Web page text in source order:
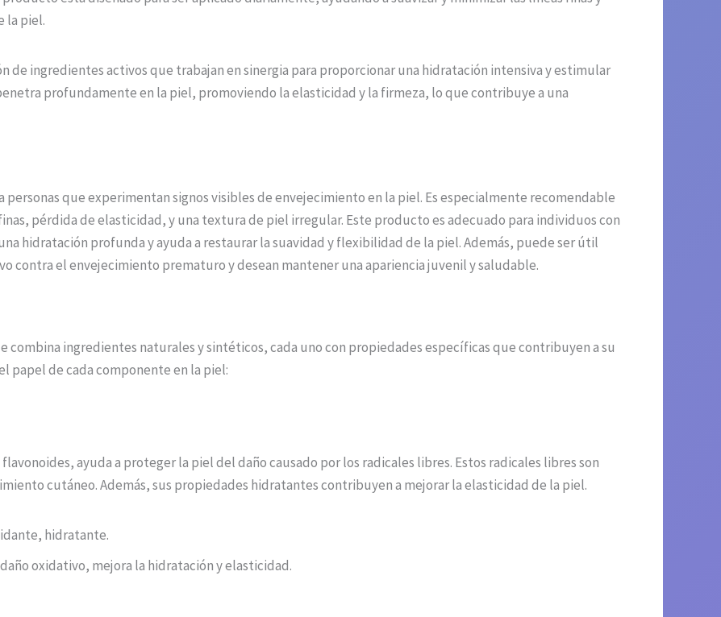
la piel.
de ingredientes activos que trabajan en sinergia para proporcionar una hidratación intensiva y estimular
profundamente en la piel, promoviendo la elasticidad y la firmeza, lo que contribuye a una
personas que experimentan signos visibles de envejecimiento en la piel. Es especialmente recomendable
pérdida de elasticidad, y una textura de piel irregular. Este producto es adecuado para individuos con
hidratación profunda y ayuda a restaurar la suavidad y flexibilidad de la piel. Además, puede ser útil
contra el envejecimiento prematuro y desean mantener una apariencia juvenil y saludable.
combina ingredientes naturales y sintéticos, cada uno con propiedades específicas que contribuyen a su
papel de cada componente en la piel:
ayuda a proteger la piel del daño causado por los radicales libres. Estos radicales libres son
cutáneo. Además, sus propiedades hidratantes contribuyen a mejorar la elasticidad de la piel.
hidratante.
oxidativo, mejora la hidratación y elasticidad.